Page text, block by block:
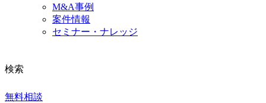
M&A事例
案件情報
セミナー・ナレッジ
検索
無料相談